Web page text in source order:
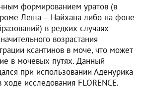
формированием уратов (в
Леша – Найхана либо на фоне
в редких случаях
возрастания
ксантинов в моче, что может
в мочевых путях. Данный
при использовании Аденурика
исследования FLORENCE.